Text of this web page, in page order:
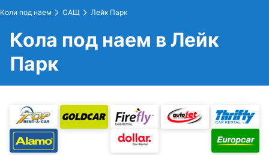
Коли под наем САЩ Лейк Парк
Кола под наем в Лейк
Парк